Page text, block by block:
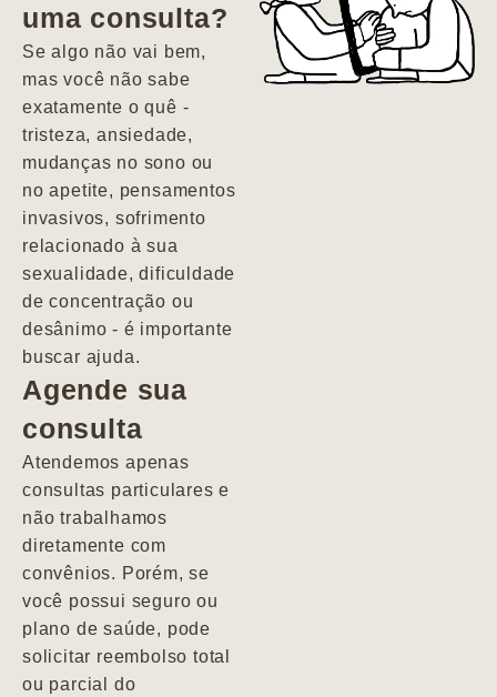
depressão e
agitação com
pensamentos
uma consulta?
Se algo não vai bem,
mas você não sabe
exatamente o quê -
tristeza, ansiedade,
mudanças no sono ou
no apetite, pensamentos
invasivos, sofrimento
relacionado à sua
sexualidade, dificuldade
de concentração ou
desânimo - é importante
buscar ajuda.
Agende sua
consulta
Atendemos apenas
consultas particulares e
não trabalhamos
diretamente com
convênios. Porém, se
você possui seguro ou
plano de saúde, pode
solicitar reembolso total
ou parcial do